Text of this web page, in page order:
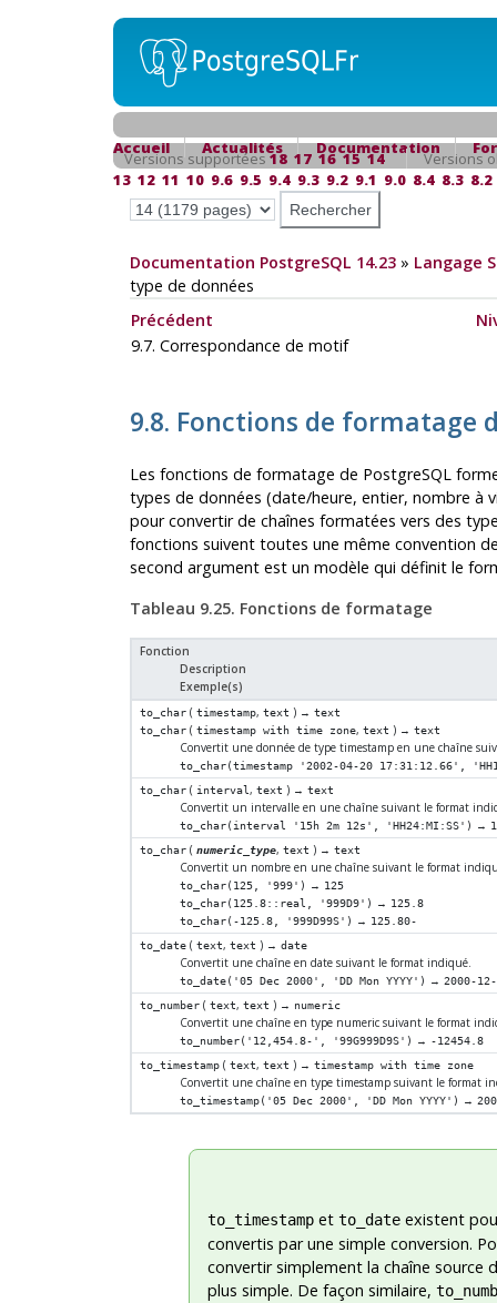
Accueil Actualités Documentation
Versions supportées18 17 16 15 14
Versions
13 12 11 10 9.6 9.5 9.4 9.3 9.2 9.1 9.0 8.4 8.3 8.2
Documentation PostgreSQL 14.23» Langage
type de données
Précédent
9.7. Correspondance de motif
9.8. Fonctions de formatage
Les fonctions de formatage de PostgreSQL
types de données (date/heure, entier, nombre à
pour convertir de chaînes formatées vers des
fonctions suivent toutes une même convention
second argument est un modèle qui définit le
Tableau 9.25. Fonctions de formatage
Fonction
Description
Exemple(s)
to_char (timestamp,text ) →text
to_char (timestamp with time zone,text ) →text
Convertit une donnée de type timestamp en une chaîne
to_char(timestamp '2002-04-20 17:31:12.66',
to_char (interval,text ) →text
Convertit un intervalle en une chaîne suivant le format
to_char(interval '15h 2m 12s', 'HH24:MI:SS') →
to_char (numeric_type,text ) →text
Convertit un nombre en une chaîne suivant le format
to_char(125, '999') → 125
to_char(125.8::real, '999D9')
→ 125.8
to_char(-125.8, '999D99S')
→ 125.80-
to_date (text,text ) →date
Convertit une chaîne en date suivant le format indiqué.
to_date('05 Dec 2000', 'DD Mon YYYY') → 2000-
to_number (text,text ) → numeric
Convertit une chaîne en type numeric suivant le format
to_number('12,454.8-', '99G999D9S') → -12454.8
to_timestamp (text,text ) →timestamp with time zone
Convertit une chaîne en type timestamp suivant le format
to_timestamp('05 Dec 2000', 'DD Mon YYYY') →
to_timestamp et to_date existent
convertis par une simple conversion.
convertir simplement la chaîne source
plus simple. De façon similaire,